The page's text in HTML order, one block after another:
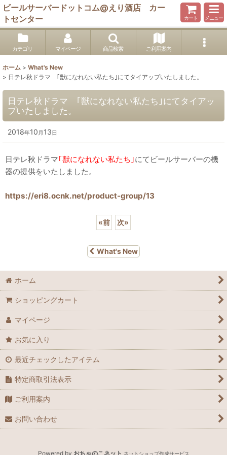
ビールサーバードットコム@えり酒店 カー
トセンター
カート メニュー
カテゴリ マイページ 商品検索 ご利用案内
ホーム > What's New
> 日テレ秋ドラマ ｢獣になれない私たち｣にてタイアップいたしました。
日テレ秋ドラマ ｢獣になれない私たち｣にてタイアッ
プいたしました。
2018年10 月 13日
日テレ秋ドラマ｢獣になれない私たち｣にてビールサーバーの機
器の提供をいたしました。
https://eri8.ocnk.net/product-group/13
«前 次»
What's New
ホーム
ショッピングカート
マイページ
お気に入り
最近チェックしたアイテム
特定商取引法表示
ご利用案内
お問い合わせ
Powered by おちゃのこネット ネットショップ作成サービス